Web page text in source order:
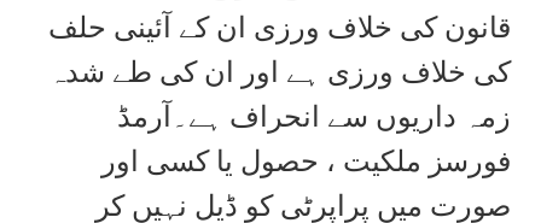
قانون کی خلاف ورزی ان کے آئینی حلف
کی خلاف ورزی ہے اور ان کی طے شدہ
زمہ داریوں سے انحراف ہے۔آرمڈ
فورسز ملکیت ، حصول یا کسی اور
صورت میں پراپرٹی کو ڈیل نہیں کر